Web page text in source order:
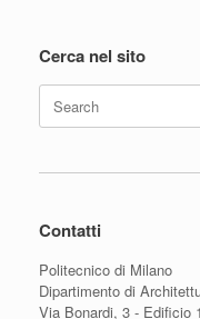
Cerca nel sito
Search
for:
Contatti
Politecnico di Milano
Dipartimento di
Via Bonardi, 3 - Edificio